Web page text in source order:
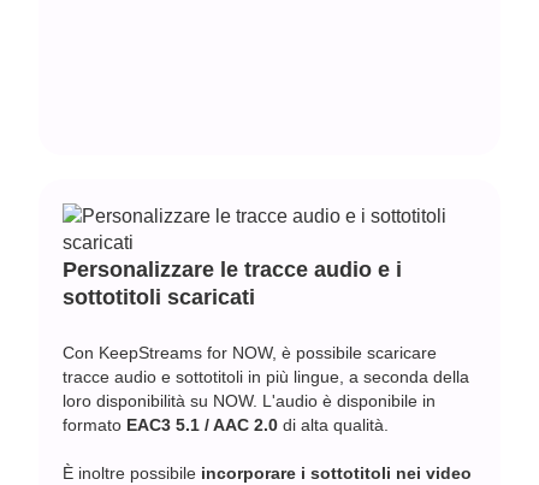
Personalizzare le tracce audio e i
sottotitoli scaricati
Con KeepStreams for NOW, è possibile scaricare
tracce audio e sottotitoli in più lingue, a seconda della
loro disponibilità su NOW. L'audio è disponibile in
formato EAC3 5.1 / AAC 2.0 di alta qualità.
È inoltre possibile incorporare i sottotitoli nei video